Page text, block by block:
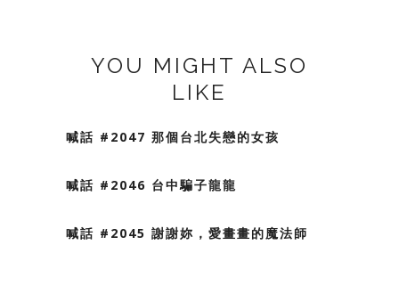
YOU MIGHT ALSO
LIKE
喊話 #2047 那個台北失戀的女孩
喊話 #2046 台中騙子龍龍
喊話 #2045 謝謝妳，愛畫畫的魔法師